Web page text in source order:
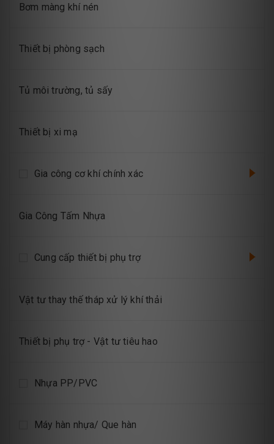
Bơm màng khí nén
Thiết bị phòng sạch
Tủ môi trường, tủ sấy
Thiết bị xi mạ
Gia công cơ khí chính xác
Gia Công Tấm Nhựa
Cung cấp thiết bị phụ trợ
Vật tư thay thế tháp xử lý khí thải
Thiết bị phụ trợ - Vật tư tiêu hao
Nhựa PP/PVC
Máy hàn nhựa/ Que hàn